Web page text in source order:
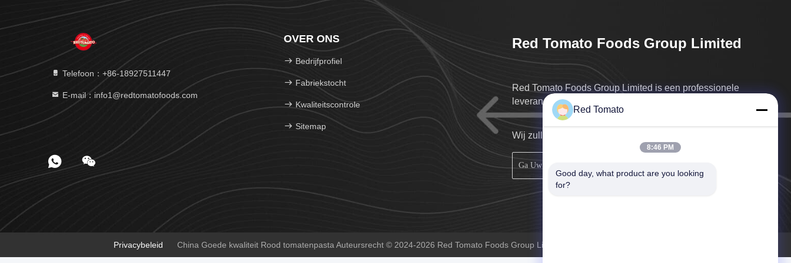
Telefoon：+86-18927511447
E-mail：info1@redtomatofoods.com
OVER ONS
Bedrijfprofiel
Fabriekstocht
Kwaliteitscontrole
Sitemap
Red Tomato Foods Group Limited
Red Tomato Foods Group Limited is een professionele
leverancier in China
Wij zullen aan u zo spoedig mogelijk terugkeren.
Privacybeleid China Goede kwaliteit Rood tomatenpasta Auteursrecht © 2024-2026 Red Tomato Foods Group Limited . Alle rechten voorbehoudena.
Red Tomato
8:46 PM
Good day, what product are you looking
for?